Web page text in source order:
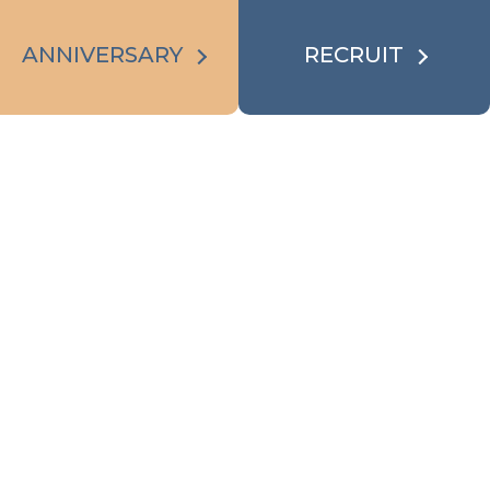
ANNIVERSARY RECRUIT